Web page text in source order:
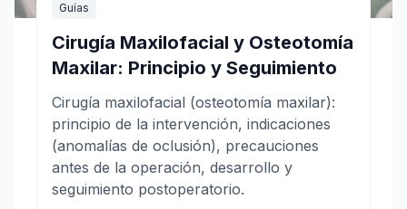
Guías
Cirugía Maxilofacial y Osteotomía
Maxilar: Principio y Seguimiento
Cirugía maxilofacial (osteotomía maxilar):
principio de la intervención, indicaciones
(anomalías de oclusión), precauciones
antes de la operación, desarrollo y
seguimiento postoperatorio.